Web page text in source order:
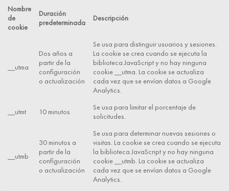
Nombre
de
cookie
Duración
predeterminada
Descripción
__utma
Dos años a
partir de la
configuración
o actualización
Se usa para distinguir usuarios y sesiones.
La cookie se crea cuando se ejecuta la
biblioteca JavaScript y no hay ninguna
cookie __utma. La cookie se actualiza
cada vez que se envían datos a Google
Analytics.
__utmt 10 minutos
Se usa para limitar el porcentaje de
solicitudes.
__utmb
30 minutos a
partir de la
configuración
o actualización
Se usa para determinar nuevas sesiones o
visitas. La cookie se crea cuando se ejecuta
la biblioteca JavaScript y no hay ninguna
cookie __utmb. La cookie se actualiza
cada vez que se envían datos a Google
Analytics.